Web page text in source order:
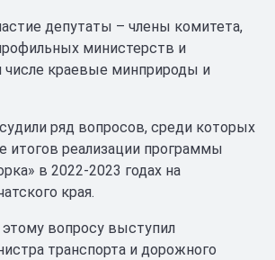
депутаты – члены комитета,
министерств и
краевые минприроды и
ряд вопросов, среди которых
итогов реализации программы
в 2022-2023 годах на
края.
вопросу выступил
транспорта и дорожного